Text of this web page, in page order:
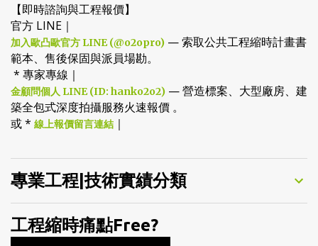
【即時諮詢與工程報價】
官方 LINE｜
加入歐凸歐官方 LINE (@o2opro) — 索取公共工程縮時計畫書
範本、售後保固與派員場勘。
* 專家專線｜
金顧問個人 LINE (ID: hanko2o2) — 營造標案、大型廠房、建
築全包式深度拍攝服務火速報價 。
或 * 線上報價留言連結 ｜
專業工程|技術實績分類
工程縮時痛點Free?